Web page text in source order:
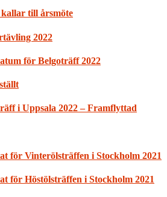
till årsmöte
2022
för Belgoträff 2022
i Uppsala 2022 – Framflyttad
för Vinterölsträffen i Stockholm 2021
för Höstölsträffen i Stockholm 2021